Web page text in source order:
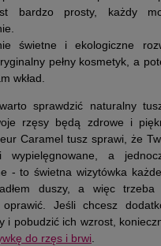
bardzo prosty, każdy
świetne i ekologiczne
pełny kosmetyk, a
wkład.
sprawdzić naturalny
rzęsy będą zdrowe i
Caramel tusz sprawi, że
, a
- to świetna wizytówka
duszy, a więc trzeba
oprawić. Jeśli chcesz
i pobudzić ich wzrost,
do rzęs i brwi.